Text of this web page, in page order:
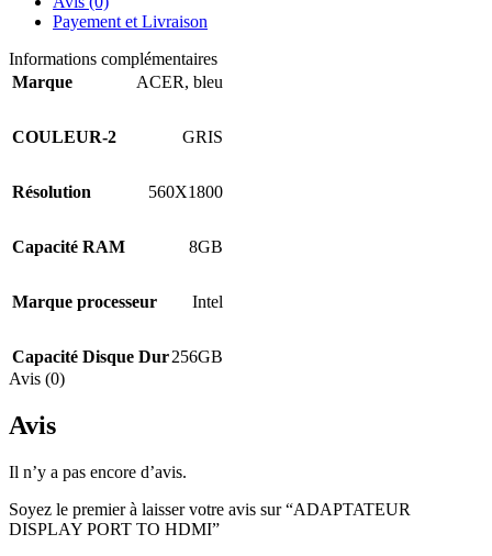
Payement et Livraison
Informations complémentaires
Marque
ACER, bleu
COULEUR-2 GRIS
Résolution 560X1800
Capacité RAM 8GB
Marque processeur Intel
Capacité Disque Dur256GB
Avis (0)
Avis
Il n’y a pas encore d’avis.
Soyez le premier à laisser votre avis sur “ADAPTATEUR
DISPLAY PORT TO HDMI”